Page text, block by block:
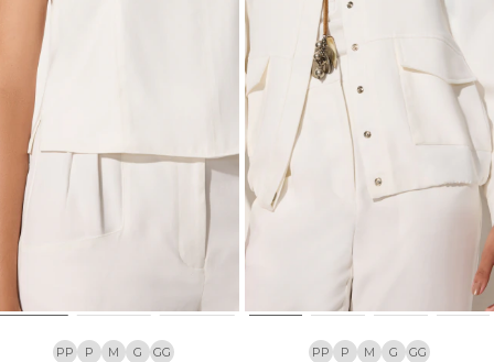
PP P M G GG PP P M G GG